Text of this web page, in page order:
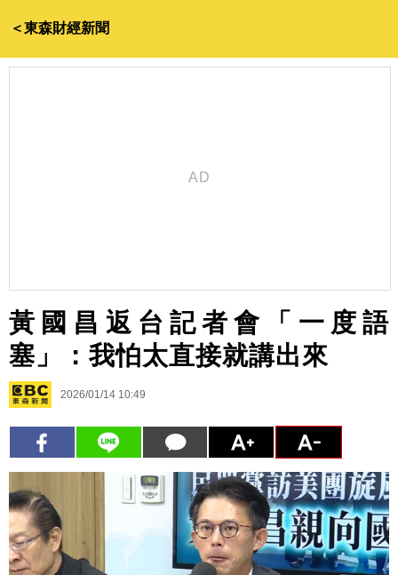
＜東森財經新聞
黃國昌返台記者會「一度語
塞」：我怕太直接就講出來
2026/01/14 10:49